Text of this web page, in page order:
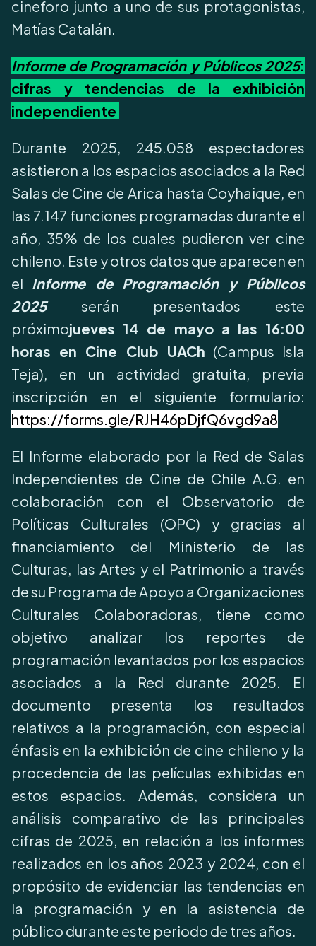
cineforo junto a uno de sus protagonistas,
Matías Catalán.
Informe de Programación y Públicos 2025:
cifras y tendencias de la exhibición
independiente
Durante 2025, 245.058 espectadores
asistieron a los espacios asociados a la Red
Salas de Cine de Arica hasta Coyhaique, en
las 7.147 funciones programadas durante el
año, 35% de los cuales pudieron ver cine
chileno. Este y otros datos que aparecen en
el Informe de Programación y Públicos
2025serán presentados este
próximojueves 14 de mayo a las 16:00
horas en Cine Club UACh (Campus Isla
Teja), en un actividad gratuita, previa
inscripción en el siguiente formulario:
https://forms.gle/RJH46pDjfQ6vgd9a8
El Informe elaborado por la Red de Salas
Independientes de Cine de Chile A.G. en
colaboración con el Observatorio de
Políticas Culturales (OPC) y gracias al
financiamiento del Ministerio de las
Culturas, las Artes y el Patrimonio a través
de su Programa de Apoyo a Organizaciones
Culturales Colaboradoras, tiene como
objetivo analizar los reportes de
programación levantados por los espacios
asociados a la Red durante 2025. El
documento presenta los resultados
relativos a la programación, con especial
énfasis en la exhibición de cine chileno y la
procedencia de las películas exhibidas en
estos espacios. Además, considera un
análisis comparativo de las principales
cifras de 2025, en relación a los informes
realizados en los años 2023 y 2024, con el
propósito de evidenciar las tendencias en
la programación y en la asistencia de
público durante este periodo de tres años.